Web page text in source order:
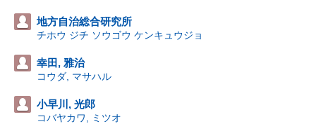
地方自治総合研究所
チホウ ジチ ソウゴウ ケンキュウジョ
幸田, 雅治
コウダ, マサハル
小早川, 光郎
コバヤカワ, ミツオ